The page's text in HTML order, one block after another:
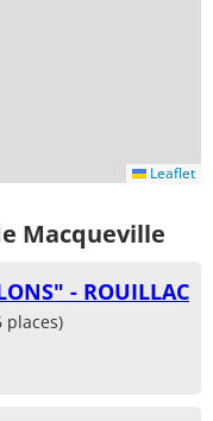
Leaflet
Macqueville
- ROUILLAC
places)